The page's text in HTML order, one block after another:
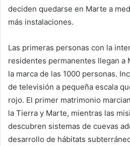
deciden quedarse en Marte a
más instalaciones.
Las primeras personas con la
residentes permanentes llegan a
la marca de las 1000 personas.
de televisión a pequeña escala
rojo. El primer matrimonio
la Tierra y Marte, mientras las
descubren sistemas de cuevas
desarrollo de hábitats